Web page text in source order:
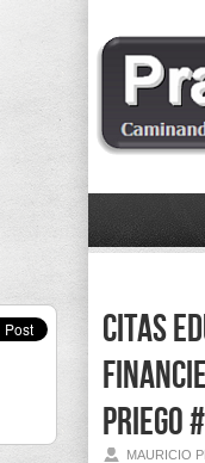
Citas
Priego
MAURICIO